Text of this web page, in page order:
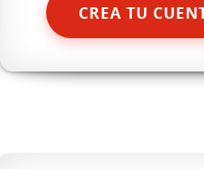
CREA TU